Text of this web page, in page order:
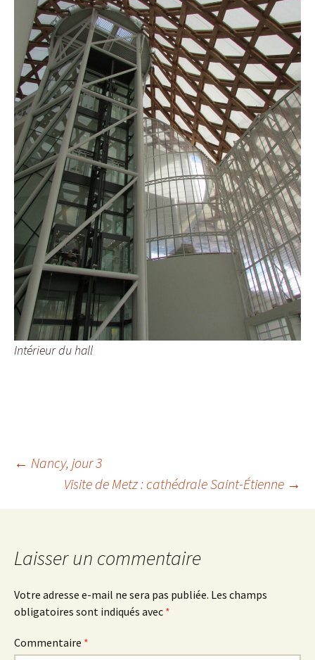
Intérieur du hall
Navigation
des
articles
← Nancy, jour 3
Visite de Metz : cathédrale Saint-Étienne →
Laisser un commentaire
Votre adresse e-mail ne sera pas publiée. Les champs
obligatoires sont indiqués avec *
Commentaire *